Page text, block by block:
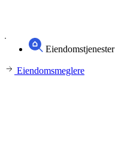
Eiendomstjenester
Eiendomsmeglere